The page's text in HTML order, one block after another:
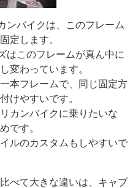
ンバイクは、このフレーム
定します。
はこのフレームが真ん中に
変わっています。
本フレームで、同じ固定方
けやすいです。
カンバイクに乗りたいな
です。
ルのカスタムもしやすいで
べて大きな違いは、キャブ